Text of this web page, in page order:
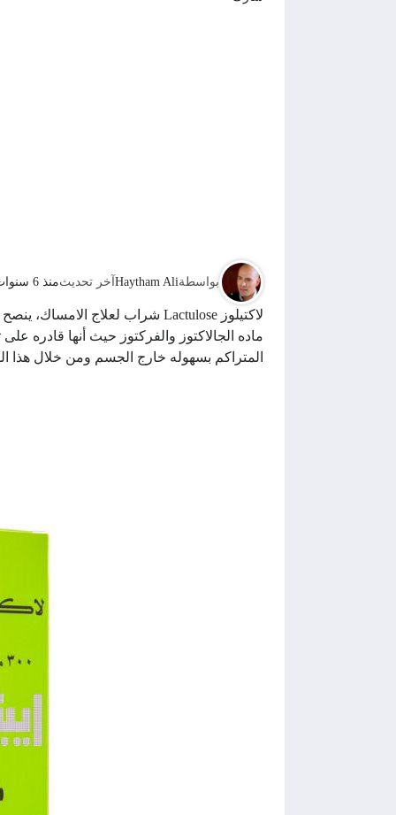
بواسطةHaytham Aliآخر تحديثمنذ 6 سنوات
ماده الجالاكتوز والفركتوز حيث أنها قادره
المتراكم بسهوله خارج الجسم ومن خلال هذا